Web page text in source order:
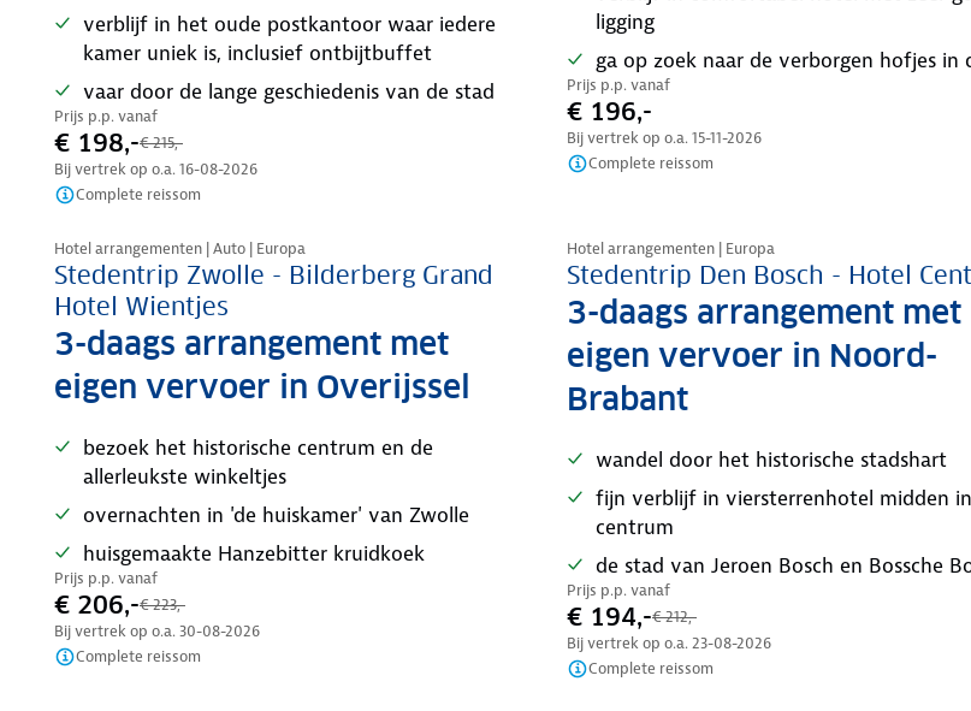
verblijf in het oude postkantoor waar iedere
kamer uniek is, inclusief ontbijtbuffet
vaar door de lange geschiedenis van de stad
Prijs p.p. vanaf
€ 198,-€ 215,-
Bij vertrek op o.a. 16-08-2026
Complete reissom
ligging
ga op zoek naar de verborgen hofjes in
Prijs p.p. vanaf
€ 196,-
Bij vertrek op o.a. 15-11-2026
Complete reissom
Hotel arrangementen | Auto | Europa
Stedentrip Zwolle - Bilderberg Grand
Hotel Wientjes
3-daags arrangement met
eigen vervoer in Overijssel
bezoek het historische centrum en de
allerleukste winkeltjes
overnachten in 'de huiskamer' van Zwolle
huisgemaakte Hanzebitter kruidkoek
Prijs p.p. vanaf
€ 206,-€ 223,-
Bij vertrek op o.a. 30-08-2026
Complete reissom
Hotel arrangementen | Europa
Stedentrip Den Bosch - Hotel
3-daags arrangement met
eigen vervoer in Noord-
Brabant
wandel door het historische stadshart
fijn verblijf in viersterrenhotel midden
centrum
de stad van Jeroen Bosch en Bossche
Prijs p.p. vanaf
€ 194,-€ 212,-
Bij vertrek op o.a. 23-08-2026
Complete reissom